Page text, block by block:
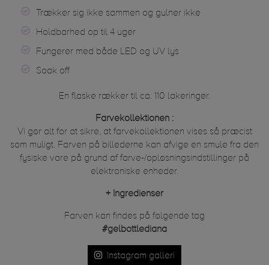
Trækker sig ikke sammen og gulner ikke
Holdbarhed op til 4 uger
Fungerer med både LED og UV lys
Soak off
En flaske rækker til ca. 110 lakeringer.
Farvekollektionen :
Vi gør alt for at sikre, at farvekollektionen vises så præcist
som muligt. Farven på billederne kan afvige en smule fra den
fysiske vare på grund af farve-/opløsningsindstillinger på
elektroniske enheder.
+ Ingredienser
Farven kan findes på følgende tag
#gelbottlediana
Instagram galleri